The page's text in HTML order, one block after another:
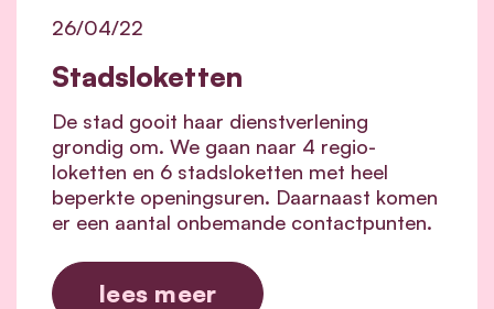
Stadsloketten
26/04/22
De stad gooit haar dienstverlening
grondig om. We gaan naar 4 regio-
loketten en 6 stadsloketten met heel
beperkte openingsuren. Daarnaast komen
er een aantal onbemande contactpunten.
lees meer